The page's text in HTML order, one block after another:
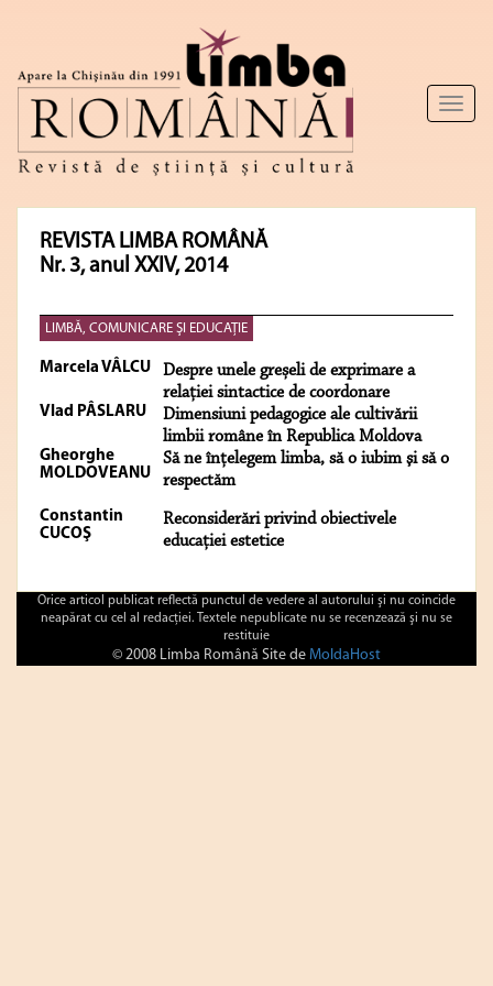
Toggle
REVISTA LIMBA ROMÂNĂ
Nr. 3, anul XXIV, 2014
LIMBĂ, COMUNICARE ŞI EDUCAŢIE
Marcela VÂLCU
Despre unele greșeli de exprimare a
relației sintactice de coordonare
Vlad PÂSLARU
Dimensiuni pedagogice ale cultivării
limbii române în Republica Moldova
Gheorghe
MOLDOVEANU
Să ne înţelegem limba, să o iubim şi să o
respectăm
Constantin
CUCOŞ
Reconsiderări privind obiectivele
educației estetice
Orice articol publicat reflectă punctul de vedere al autorului şi nu coincide
neapărat cu cel al redacţiei. Textele nepublicate nu se recenzează şi nu se
restituie
© 2008 Limba Română Site de MoldaHost